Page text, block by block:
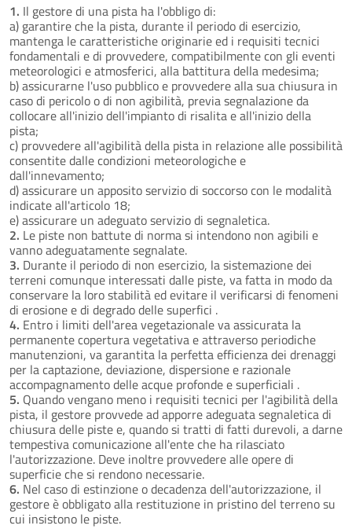
1. Il gestore di una pista ha l'obbligo di:
a) garantire che la pista, durante il periodo di esercizio,
mantenga le caratteristiche originarie ed i requisiti tecnici
fondamentali e di provvedere, compatibilmente con gli eventi
meteorologici e atmosferici, alla battitura della medesima;
b) assicurarne l'uso pubblico e provvedere alla sua chiusura in
caso di pericolo o di non agibilità, previa segnalazione da
collocare all'inizio dell'impianto di risalita e all'inizio della
pista;
c) provvedere all'agibilità della pista in relazione alle possibilità
consentite dalle condizioni meteorologiche e
dall'innevamento;
d) assicurare un apposito servizio di soccorso con le modalità
indicate all'articolo 18;
e) assicurare un adeguato servizio di segnaletica.
2. Le piste non battute di norma si intendono non agibili e
vanno adeguatamente segnalate.
3. Durante il periodo di non esercizio, la sistemazione dei
terreni comunque interessati dalle piste, va fatta in modo da
conservare la loro stabilità ed evitare il verificarsi di fenomeni
di erosione e di degrado delle superfici .
4. Entro i limiti dell'area vegetazionale va assicurata la
permanente copertura vegetativa e attraverso periodiche
manutenzioni, va garantita la perfetta efficienza dei drenaggi
per la captazione, deviazione, dispersione e razionale
accompagnamento delle acque profonde e superficiali .
5. Quando vengano meno i requisiti tecnici per l'agibilità della
pista, il gestore provvede ad apporre adeguata segnaletica di
chiusura delle piste e, quando si tratti di fatti durevoli, a darne
tempestiva comunicazione all'ente che ha rilasciato
l'autorizzazione. Deve inoltre provvedere alle opere di
superficie che si rendono necessarie.
6. Nel caso di estinzione o decadenza dell'autorizzazione, il
gestore è obbligato alla restituzione in pristino del terreno su
cui insistono le piste.